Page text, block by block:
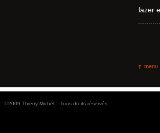
lazer
menu
:: ©2009 Thierry Michel :: Tous droits réservés